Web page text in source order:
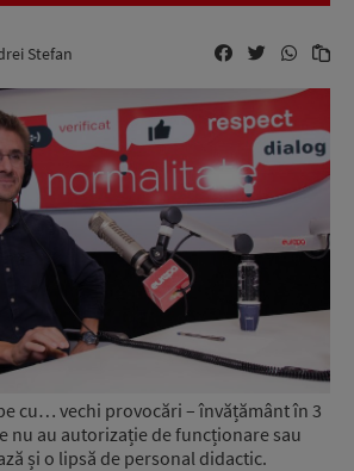
Stefan
cu… vechi provocări – învățământ în 3
nu au autorizație de funcționare sau
și o lipsă de personal didactic.